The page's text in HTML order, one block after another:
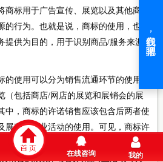
商标用于广告宣传、展览以及其他商业
行为。也就是说，商标的使用，也是
供为目的，用于识别商品/服务来源
使用可以分为销售流通环节的使用、
（包括商店/网店的展览和展销会的展
中，商标的许诺销售应该包含后两者使
展览等商业活动的使用。可见，商标许
念，可以定义为：以广告宣传、展览
销会的展览）以及其他商业活动等方
在线咨询 我的